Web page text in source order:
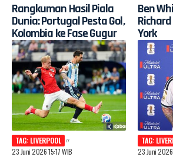
Rangkuman Hasil Piala
Dunia: Portugal Pesta Gol,
Kolombia ke Fase Gugur
Ben
York
TAG: LIVERPOOL
23 Juni 2026 15:17 WIB
TAG:
23 Juni 2026